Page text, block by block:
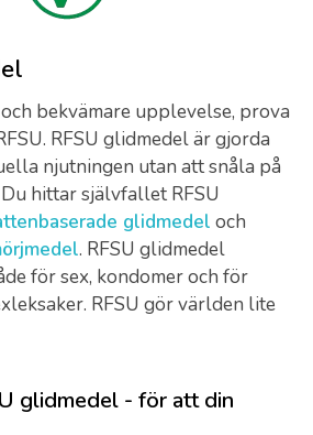
bekvämare upplevelse, prova
RFSU glidmedel är gjorda
njutningen utan att snåla på
hittar självfallet RFSU
glidmedel och
. RFSU glidmedel
för sex, kondomer och för
RFSU gör världen lite
glidmedel - för att din